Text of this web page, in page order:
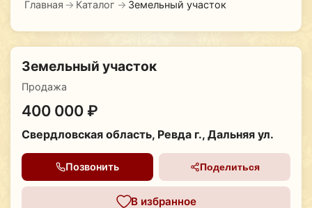
Главная → Каталог → Земельный участок
Земельный участок
Продажа
400 000 ₽
Свердловская область, Ревда г., Дальняя ул.
Позвонить Поделиться
В избранное